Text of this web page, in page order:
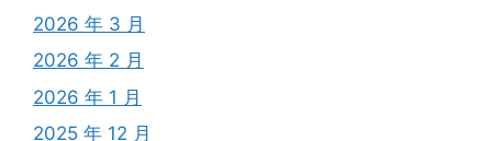
2026 年 3 月
2026 年 2 月
2026 年 1 月
2025 年 12 月